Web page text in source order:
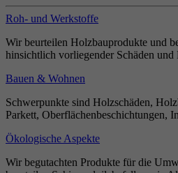
Roh- und Werkstoffe
Wir beurteilen Holzbauprodukte und
hinsichtlich vorliegender Schäden und
Bauen & Wohnen
Schwerpunkte sind Holzschäden,
Parkett, Oberflächenbeschichtungen,
Ökologische Aspekte
Wir begutachten Produkte für die